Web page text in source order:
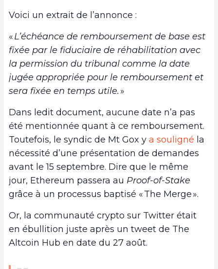
Voici un extrait de l’annonce :
«L’échéance de remboursement de base est
fixée par le fiduciaire de réhabilitation avec
la permission du tribunal comme la date
jugée appropriée pour le remboursement et
sera fixée en temps utile. »
Dans ledit document, aucune date n’a pas
été mentionnée quant à ce remboursement.
Toutefois, le syndic de Mt Gox y a souligné la
nécessité d’une présentation de demandes
avant le 15 septembre. Dire que le même
jour, Ethereum passera au Proof-of-Stake
grâce à un processus baptisé « The Merge ».
Or, la communauté crypto sur Twitter était
en ébullition juste après un tweet de The
Altcoin Hub en date du 27 août.